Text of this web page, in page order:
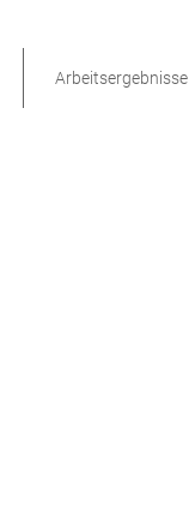
Arbeitsergebnisse